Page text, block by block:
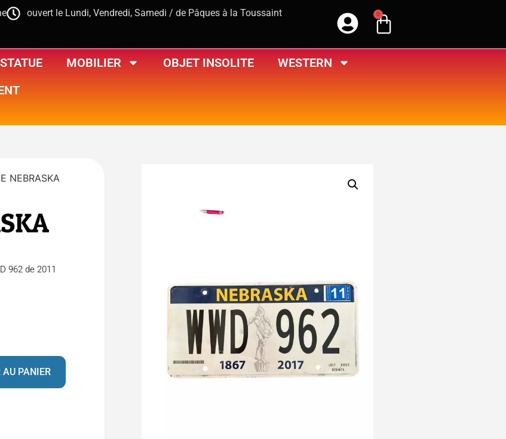
ouvert le Lundi, Vendredi, Samedi / de Pâques à la Toussaint
0
STATUE MOBILIER OBJET INSOLITE
WESTERN
NEBRASKA
962 de 2011
AU PANIER